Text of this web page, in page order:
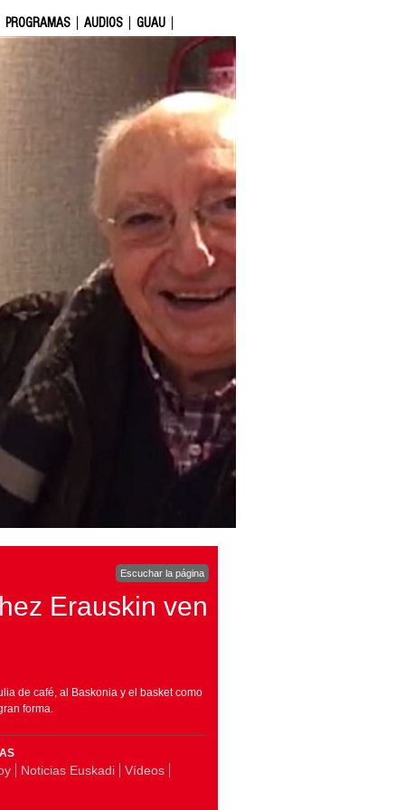
PROGRAMAS AUDIOS GUAU
Escuchar la página
Erauskin ven
de café, al Baskonia y el basket como
forma.
Noticias Euskadi
Vídeos